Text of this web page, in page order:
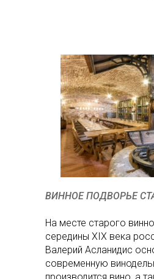
ВИННОЕ ПОДВОРЬЕ
На месте старого
середины XIX века
Валерий Асланидис
современную